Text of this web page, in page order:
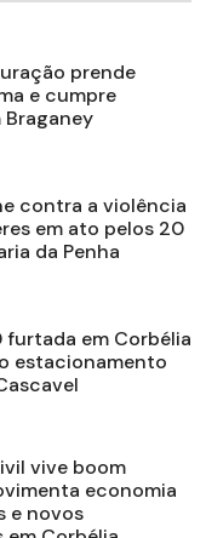
prende
e cumpre
Braganey
contra a violência
em ato pelos 20
da Penha
furtada em Corbélia
estacionamento
vive boom
economia
e novos